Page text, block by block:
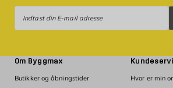
Om Byggmax
Butikker og åbningstider
Hvor er min